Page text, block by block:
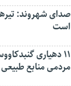
صدای شهروند:
است
۱۱ دهیاری
مردمی منابع